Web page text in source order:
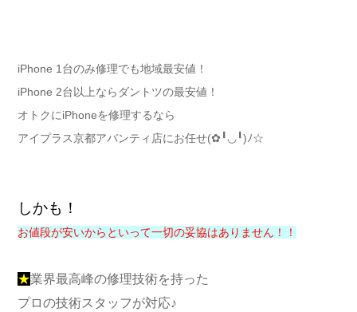
iPhone 1台のみ修理でも地域最安値！
iPhone 2台以上ならダントツの最安値！
オトクにiPhoneを修理するなら
アイプラス京都アバンティ店にお任せ(✿╹◡╹)ﾉ☆
しかも！
お値段が安いからといって一切の妥協はありません！！
★業界最高峰の修理技術を持った
プロの技術スタッフが対応♪